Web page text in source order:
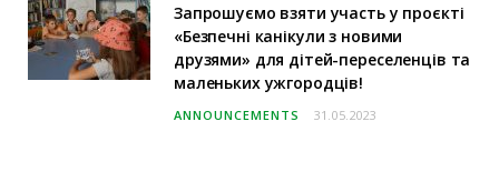
Запрошуємо взяти участь у проєкті
«Безпечні канікули з новими
друзями» для дітей-переселенців та
маленьких ужгородців!
ANNOUNCEMENTS 31.05.2023